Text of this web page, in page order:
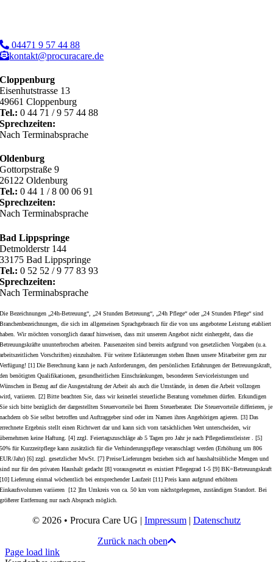
04471 9 57 44 88
kontakt@procuracare.de
Cloppenburg
Eisenhutstrasse 13
49661 Cloppenburg
Tel.: 0 44 71 / 9 57 44 88
Sprechzeiten:
Nach Terminabsprache
Oldenburg
Gottorpstraße 9
26122 Oldenburg
Tel.: 0 44 1 / 8 00 06 91
Sprechzeiten:
Nach Terminabsprache
Bad Lippspringe
Detmolderstr 144
33175 Bad Lippspringe
Tel.: 0 52 52 / 9 77 83 93
Sprechzeiten:
Nach Terminabsprache
Die Bezeichnungen „24h-Betreuung“, „24 Stunden Betreuung“, „24h Pflege“ oder „24 Stunden Pflege“ sind
Branchenbezeichnungen, die sich im allgemeinen Sprachgebrauch für die von uns angebotene Leistung etabliert
haben. Wir möchten vorsorglich darauf hinweisen, dass mit unserem Angebot nicht einhergeht, dass die
Betreuungskräfte ununterbrochen arbeiten. Pausenzeiten sind bereits aufgrund von gesetzlichen Vorgaben (u.a.
arbeitszeitlichen Vorschriften) einzuhalten. Für weitere Erläuterungen stehen Ihnen unsere Mitarbeiter gern zur
Verfügung! [1] Die Berechnung kann je nach Anforderungen, den persönlichen Erfahrungen der Betreuungskraft,
den benötigten Qualifikationen, gesundheitlichen Einschränkungen, besonderen Serviceleistungen und
Wünschen in Bezug auf die Ausgestaltung der Arbeit als auch die Umstände, in denen die Arbeit vollzogen
wird, variieren. [2] Bitte beachten Sie, dass wir keinerlei steuerliche Beratung vornehmen dürfen. Erkundigen
Sie sich bitte bezüglich der dargestellten Steuervorteile bei Ihrem Steuerberater. Die Steuervorteile differieren, je
nachdem ob Sie selbst betroffen und Auftraggeber sind oder im Namen ihres Angehörigen agieren. [3] Das
errechnete Ergebnis stellt einen Richtwert dar und kann sich vom tatsächlichen Wert unterscheiden, wir
übernehmen keine Haftung. [4] zzgl. Feiertagszuschläge ab 5 Tagen pro Jahr je nach Pflegedienstleister . [5]
50% für Kurzzeitpflege kann zusätzlich für die Verhinderungspflege veranschlagt werden (Erhöhung um 806
EUR/Jahr) [6] zzgl. gesetzlicher MwSt. [7] Preise/Lieferungen beziehen sich auf haushaltsübliche Mengen und
sind nur für den privaten Haushalt gedacht [8] vorausgesetzt es existiert Pflegegrad 1-5 [9] BK=Betreuungskraft
[10] Lieferung einmal wöchentlich bei entsprechender Laufzeit [11] Preis kann aufgrund erhöhtem
Einkaufsvolumen variieren [12 ]Im Umkreis von ca. 50 km vom nächstgelegenen, zuständigen Standort. Bei
größerer Entfernung nur nach Absprach möglich.
© 2026 • Procura Care UG | Impressum | Datenschutz
Zurück nach oben
Page load link